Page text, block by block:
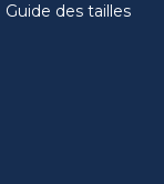
Guide des tailles